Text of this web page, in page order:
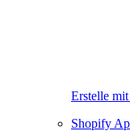
Erstelle
Shopify